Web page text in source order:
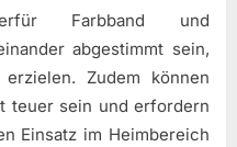
Farbband und
abgestimmt sein,
Zudem können
teuer sein und erfordern
Einsatz im Heimbereich